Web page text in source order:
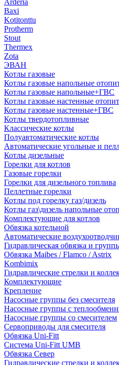
Baxi
Kotitonttu
Protherm
Stout
Thermex
Zota
ЭВАН
Котлы газовые
Котлы газовые напольные
Котлы газовые напольные+ГВС
Котлы газовые настенные
Котлы газовые настенные+ГВС
Котлы твердотопливные
Классические котлы
Полуавтоматические котлы
Автоматические угольные и
Котлы дизельные
Горелки для котлов
Газовые горелки
Горелки для дизельного топлива
Пеллетные горелки
Котлы под горелку газ/дизель
Котлы газ\дизель напольные
Комплектующие для котлов
Обвязка котельной
Автоматические
Гидравлическая обвязка и
Обвязка Maibes / Flamco / Astrix
Kombimix
Гидравлические стрелки и
Комплектующие
Крепление
Насосные группы без смесителя
Насосные группы с
Насосные группы со смесителем
Сервоприводы для смесителя
Обвязка Uni-Fitt
Система Uni-Fitt UMB
Обвязка Север
Гидравлические стрелки и